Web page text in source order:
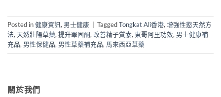
Posted in健康資訊, 男士健康 TaggedTongkat Ali香港,增強性慾天然方
法,天然壯陽草藥,提升睪固酮, 改善精子質素,東哥阿里功效, 男士健康補
充品, 男性保健品, 男性草藥補充品, 馬來西亞草藥
關於我們